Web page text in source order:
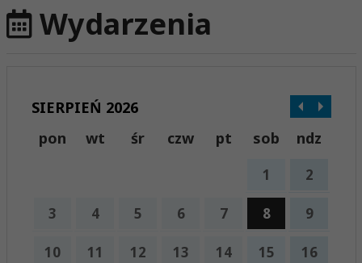
Wydarzenia
SIERPIEŃ 2026
pon
wt śr czw pt sob ndz
1 2
3 4 5 6 7 8 9
10 11 12 13 14 15 16